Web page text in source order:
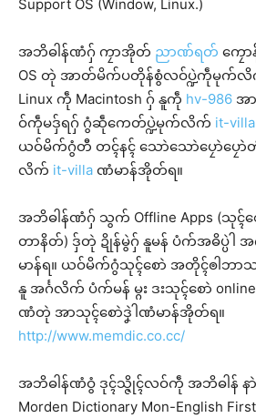
Support OS (Window, Linux.)
အဘိဓါန်ဏံဂှ် ကၠာအိုတ် ညာဏ်ရတ် ကၠေ
OS တုဲ အာတ်မိက်ပတိုန်စွံလဝ်ပ္ဍဲကဵုမုက်
Linux ကဵု Macintosh ဂှ် နူကဵု hv-986 အ
ဝ်ကဵုမဒှ်ရဂှ် ဂွံဆဵုကေတ်ပ္ဍဲမုက်လိက် it-villa
ယဝ်မိက်ဂွံတီ တၚ်နၚ် သောဲသောဲပၠောဲပၠေ
လိက် it-villa ဏံမာန်အိုတ်ရ။
အဘိဓါန်ဏံဂှ် သွက် Offline Apps (သုၚ်
တာနိတ်) ဒှ်တုဲ ဍိုန်မွဲဂှ် နူမန် ပံက်အဓိပ္ပဲါ
မာန်ရ။ ယဝ်မိက်ဂွံသုၚ်စောဲ အတိုၚ်ၜါဘာ
နူ အၚ်္ဂလိက် ပံက်မန် မ္ဂး ဒးသုၚ်စောဲ online
ဏံတုဲ အာသုၚ်စောဲဒၞဲါဏံမာန်အိုတ်ရ။
http://www.memdic.co.cc/
အဘိဓါန်ဏံဝွံ ဒုၚ်သ္ဇိုၚ်လဝ်ကဵု အဘိဓါန် နာဲ
Morden Dictionary Mon-English